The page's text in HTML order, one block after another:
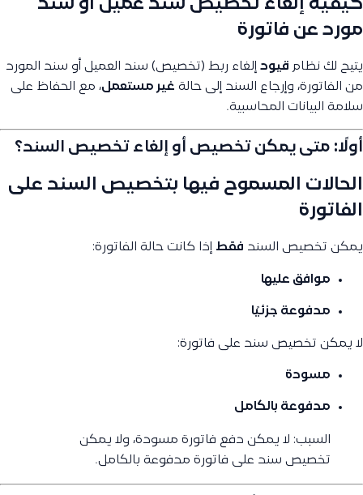
كيفية إلغاء تخصيص سند عميل أو سند
مورد عن فاتورة
يتيح لك نظام قيود إلغاء ربط (تخصيص) سند العميل أو سند المورد
من الفاتورة، وإرجاع السند إلى حالة غير مستعمل، مع الحفاظ على
سلامة البيانات المحاسبية.
أولًا: متى يمكن تخصيص أو إلغاء تخصيص السند؟
الحالات المسموح فيها بتخصيص السند على
الفاتورة
يمكن تخصيص السند فقط إذا كانت حالة الفاتورة:
موافق عليها
مدفوعة جزئيًا
لا يمكن تخصيص سند على فاتورة:
مسودة
مدفوعة بالكامل
السبب: لا يمكن دفع فاتورة مسودة، ولا يمكن
تخصيص سند على فاتورة مدفوعة بالكامل.